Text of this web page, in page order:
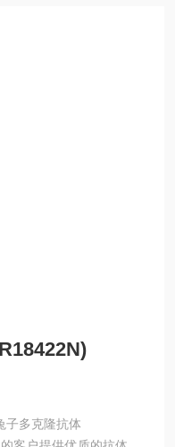
子多克隆抗体